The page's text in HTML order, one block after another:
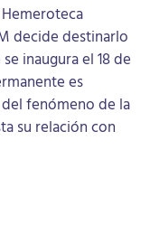
Hemeroteca
decide destinarlo
inaugura el 18 de
es
fenómeno de la
su relación con